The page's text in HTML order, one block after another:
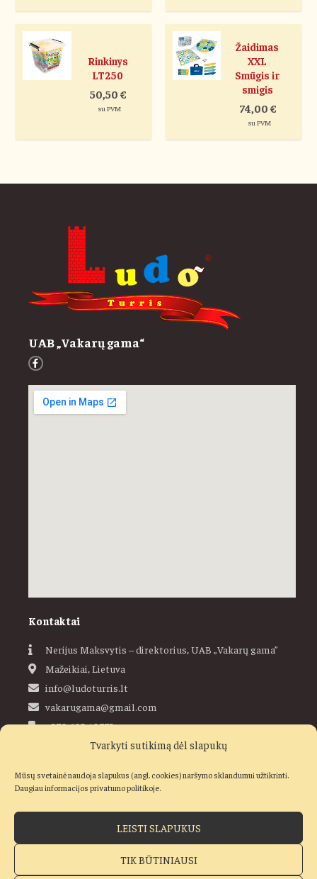
Tvarkyti sutikimą dėl slapukų
Mūsų svetainė naudoja slapukus (angl. cookies) naršymo sklandumui užtikrinti.
Daugiau informacijos privatumo politikoje.
LEISTI SLAPUKUS
TIK BŪTINIAUSI
Rinkinys
LT250
50,50 €
su PVM
Žaidimas
XXL
Smūgis ir
smigis
74,00 €
su PVM
UAB „Vakarų gama“
Kontaktai
Nerijus Maksvytis – direktorius, UAB „Vakarų gama”
Mažeikiai, Lietuva
info@ludoturris.lt
vakarugama@gmail.com
+370 685 40773
Ludoturris
Visos teisės saugomos © 2019–2026 Ludo Turris, UAB „Vakarų
gama“